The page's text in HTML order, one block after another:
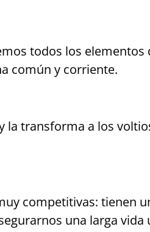
todos los
común y corriente.
la transforma a los
competitivas: tienen
una larga